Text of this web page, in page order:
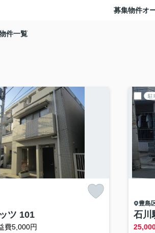
募集物件オ
件一覧
ツ 101
費5,000円
駐
豊島
石川